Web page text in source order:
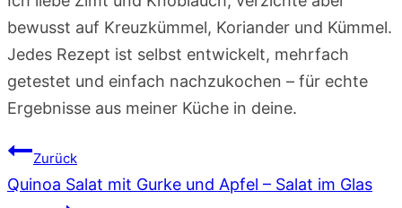
bewusst auf Kreuzkümmel, Koriander und Kümmel.
Jedes Rezept ist selbst entwickelt, mehrfach
getestet und einfach nachzukochen – für echte
Ergebnisse aus meiner Küche in deine.
Beitragsnavigation
Zurück
Quinoa Salat mit Gurke und Apfel – Salat im Glas